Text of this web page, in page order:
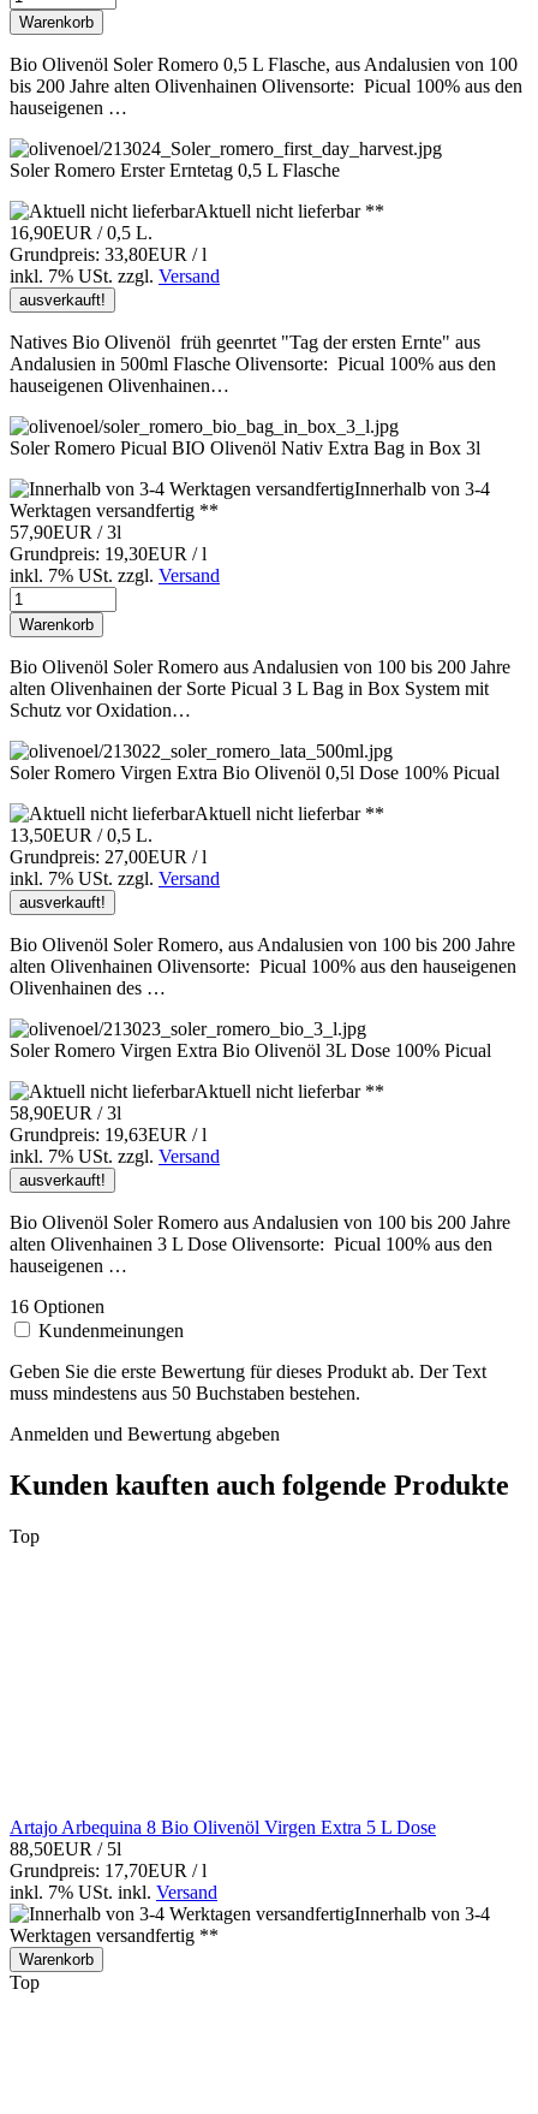
Warenkorb
Bio Olivenöl Soler Romero 0,5 L Flasche, aus Andalusien von 100
bis 200 Jahre alten Olivenhainen Olivensorte: Picual 100% aus den
hauseigenen …
Soler Romero Erster Erntetag 0,5 L Flasche
Aktuell nicht lieferbar **
16,90EUR / 0,5 L.
Grundpreis: 33,80EUR / l
inkl. 7% USt. zzgl. Versand
ausverkauft!
Natives Bio Olivenöl früh geenrtet "Tag der ersten Ernte" aus
Andalusien in 500ml Flasche Olivensorte: Picual 100% aus den
hauseigenen Olivenhainen…
Soler Romero Picual BIO Olivenöl Nativ Extra Bag in Box 3l
Innerhalb von 3-4
Werktagen versandfertig **
57,90EUR / 3l
Grundpreis: 19,30EUR / l
inkl. 7% USt. zzgl. Versand
Warenkorb
Bio Olivenöl Soler Romero aus Andalusien von 100 bis 200 Jahre
alten Olivenhainen der Sorte Picual 3 L Bag in Box System mit
Schutz vor Oxidation…
Soler Romero Virgen Extra Bio Olivenöl 0,5l Dose 100% Picual
Aktuell nicht lieferbar **
13,50EUR / 0,5 L.
Grundpreis: 27,00EUR / l
inkl. 7% USt. zzgl. Versand
ausverkauft!
Bio Olivenöl Soler Romero, aus Andalusien von 100 bis 200 Jahre
alten Olivenhainen Olivensorte: Picual 100% aus den hauseigenen
Olivenhainen des …
Soler Romero Virgen Extra Bio Olivenöl 3L Dose 100% Picual
Aktuell nicht lieferbar **
58,90EUR / 3l
Grundpreis: 19,63EUR / l
inkl. 7% USt. zzgl. Versand
ausverkauft!
Bio Olivenöl Soler Romero aus Andalusien von 100 bis 200 Jahre
alten Olivenhainen 3 L Dose Olivensorte: Picual 100% aus den
hauseigenen …
16 Optionen
Kundenmeinungen
Geben Sie die erste Bewertung für dieses Produkt ab. Der Text
muss mindestens aus 50 Buchstaben bestehen.
Anmelden und Bewertung abgeben
Kunden kauften auch folgende Produkte
Top
Artajo Arbequina 8 Bio Olivenöl Virgen Extra 5 L Dose
88,50EUR / 5l
Grundpreis: 17,70EUR / l
inkl. 7% USt. inkl. Versand
Innerhalb von 3-4
Werktagen versandfertig **
Warenkorb
Top